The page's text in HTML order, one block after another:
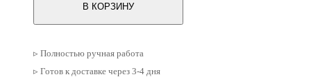
в
рамках
В КОРЗИНУ
▹ Полностью ручная работа
▹ Готов к доставке через 3-4 дня